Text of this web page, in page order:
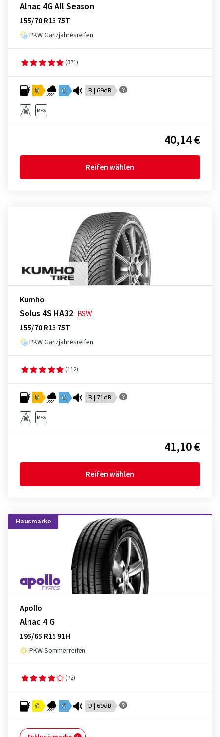
Alnac 4G All Season
155/70 R13 75T
PKW Ganzjahresreifen
(371)
D C B | 69dB
40,14 €
Reifen wählen
Kumho
Solus 4S HA32 BSW
155/70 R13 75T
PKW Ganzjahresreifen
(112)
D C B | 71dB
41,10 €
Reifen wählen
Hausmarke
Apollo
Alnac 4 G
195/65 R15 91H
PKW Sommerreifen
(72)
C C B | 69dB